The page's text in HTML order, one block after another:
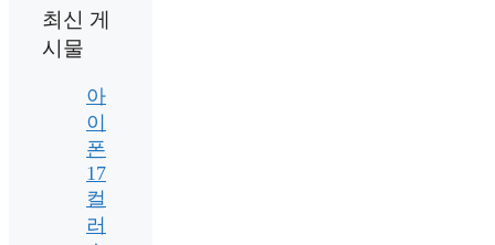
최신 게
시물
아
이
폰
17
컬
러